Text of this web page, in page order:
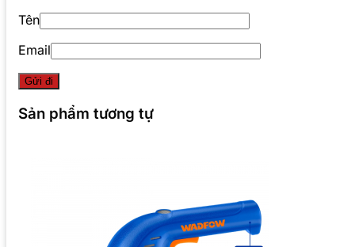
Tên
Email
Sản phẩm tương tự